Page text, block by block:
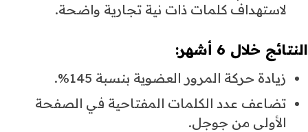
لاستهداف كلمات ذات نية تجارية واضحة.
النتائج خلال 6 أشهر:
زيادة حركة المرور العضوية بنسبة 145%.
تضاعف عدد الكلمات المفتاحية في الصفحة
الأولى من جوجل.